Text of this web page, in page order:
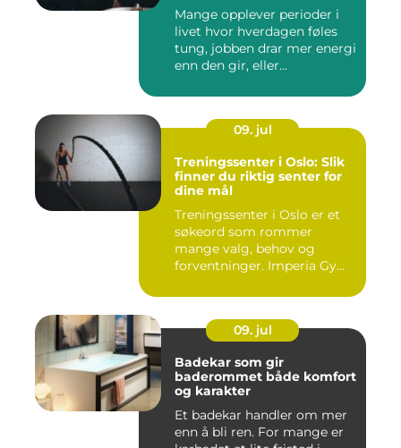
Mange opplever perioder i
livet hvor hverdagen føles
tung, jobben drar mer energi
enn den gir, eller...
09. jul
Treningssenter i Oslo: Slik
finner du riktig senter for
dine mål
Treningssenter i Oslo er et
søkeord som rommer
mange valg, behov og
forventninger. Imperia Gy...
09. jul
Badekar som gir
baderommet både komfort
og karakter
Et badekar handler om mer
enn å bli ren. For mange er